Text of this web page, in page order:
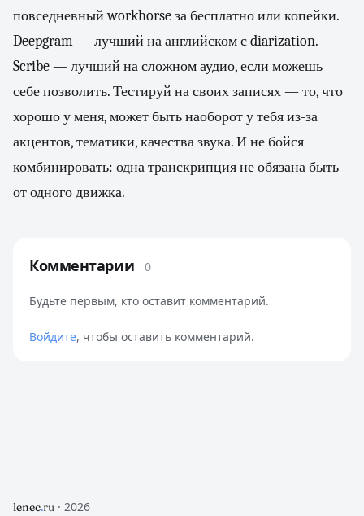
повседневный workhorse за бесплатно или копейки.
Deepgram — лучший на английском с diarization.
Scribe — лучший на сложном аудио, если можешь
себе позволить. Тестируй на своих записях — то, что
хорошо у меня, может быть наоборот у тебя из-за
акцентов, тематики, качества звука. И не бойся
комбинировать: одна транскрипция не обязана быть
от одного движка.
Комментарии 0
Будьте первым, кто оставит комментарий.
Войдите, чтобы оставить комментарий.
lenec.ru · 2026